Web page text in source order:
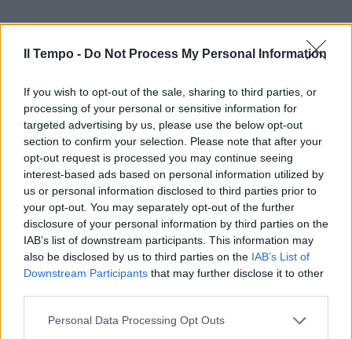
Il Tempo - Do Not Process My Personal Information
If you wish to opt-out of the sale, sharing to third parties, or
processing of your personal or sensitive information for
targeted advertising by us, please use the below opt-out
section to confirm your selection. Please note that after your
opt-out request is processed you may continue seeing
interest-based ads based on personal information utilized by
us or personal information disclosed to third parties prior to
your opt-out. You may separately opt-out of the further
disclosure of your personal information by third parties on the
IAB’s list of downstream participants. This information may
also be disclosed by us to third parties on the IAB’s List of
Downstream Participants that may further disclose it to other
Personal Data Processing Opt Outs